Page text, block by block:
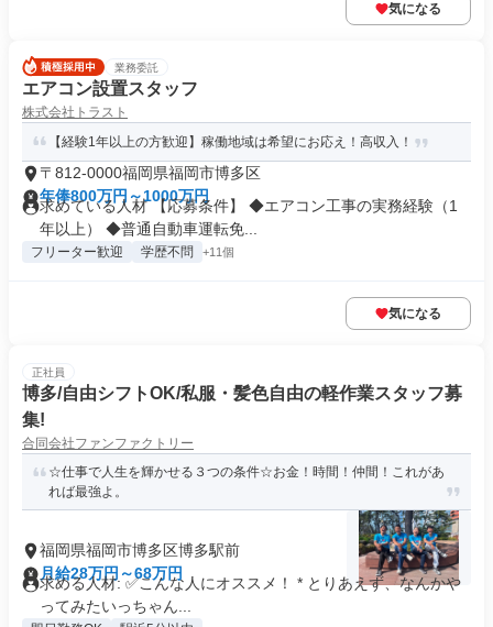
気になる
業務委託
エアコン設置スタッフ
株式会社トラスト
【経験1年以上の方歓迎】稼働地域は希望にお応え！高収入！
〒812-0000福岡県福岡市博多区
年俸800万円～1000万円
求めている人材 【応募条件】 ◆エアコン工事の実務経験（1
年以上） ◆普通自動車運転免...
フリーター歓迎 学歴不問 +11個
気になる
正社員
博多/自由シフトOK/私服・髪色自由の軽作業スタッフ募
集!
合同会社ファンファクトリー
☆仕事で人生を輝かせる３つの条件☆お金！時間！仲間！これがあ
れば最強よ。
福岡県福岡市博多区博多駅前
月給28万円～68万円
求める人材: ✅️こんな人にオススメ！ * とりあえず、なんかや
ってみたいっちゃん...